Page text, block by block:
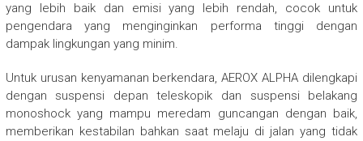
yang lebih baik dan emisi yang lebih rendah, cocok untuk
pengendara yang menginginkan performa tinggi dengan
dampak lingkungan yang minim.
Untuk urusan kenyamanan berkendara, AEROX ALPHA dilengkapi
dengan suspensi depan teleskopik dan suspensi belakang
monoshock yang mampu meredam guncangan dengan baik,
memberikan kestabilan bahkan saat melaju di jalan yang tidak